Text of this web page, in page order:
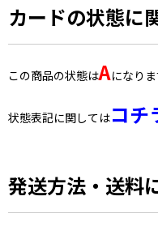
カードの状態に
この商品の状態はAになりま
状態表記に関してはコチ
発送方法・送料